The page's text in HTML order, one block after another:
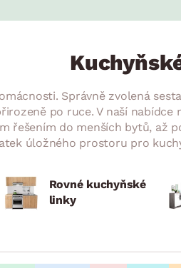
Správně zvolená
po ruce. V naší
do menších bytů, až
úložného prostoru pro
Rovné kuchyňské
linky